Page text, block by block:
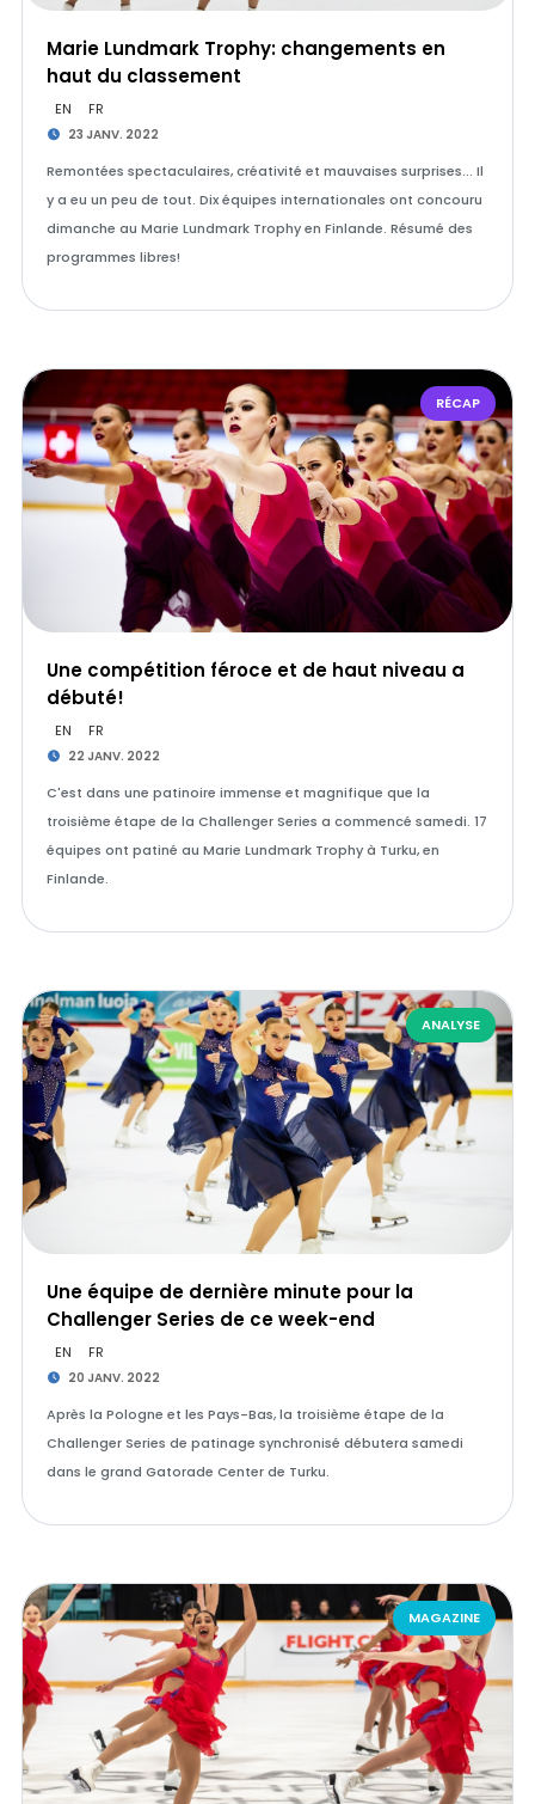
Marie Lundmark Trophy: changements en
haut du classement
EN FR
23 JANV. 2022
Remontées spectaculaires, créativité et mauvaises surprises... Il
y a eu un peu de tout. Dix équipes internationales ont concouru
dimanche au Marie Lundmark Trophy en Finlande. Résumé des
programmes libres!
RÉCAP
Une compétition féroce et de haut niveau a
débuté!
EN FR
22 JANV. 2022
C'est dans une patinoire immense et magnifique que la
troisième étape de la Challenger Series a commencé samedi. 17
équipes ont patiné au Marie Lundmark Trophy à Turku, en
Finlande.
ANALYSE
Une équipe de dernière minute pour la
Challenger Series de ce week-end
EN FR
20 JANV. 2022
Après la Pologne et les Pays-Bas, la troisième étape de la
Challenger Series de patinage synchronisé débutera samedi
dans le grand Gatorade Center de Turku.
MAGAZINE